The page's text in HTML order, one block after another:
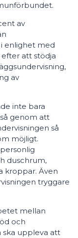
av
enlighet med
efter att stödja
av
inte bara
genom att
så
möjligt.
duschrum,
kroppar. Även
tryggare
mellan
och
uppleva att